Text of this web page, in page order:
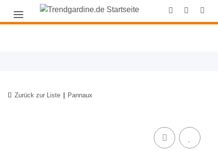
Zurück zur Liste Pannaux